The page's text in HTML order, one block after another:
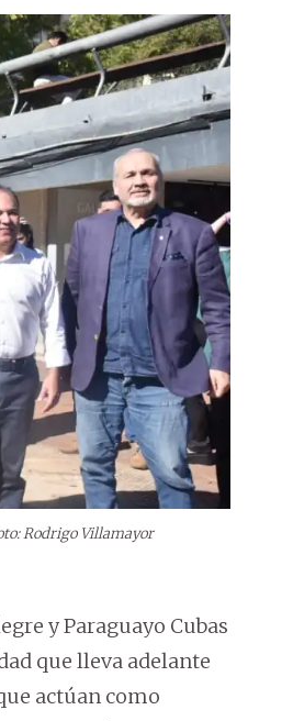
Rodrigo Villamayor
y Paraguayo Cubas
que lleva adelante
actúan como